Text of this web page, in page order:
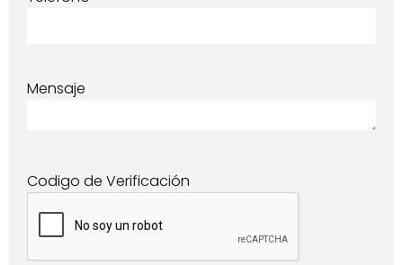
Mensaje
Codigo de Verificación